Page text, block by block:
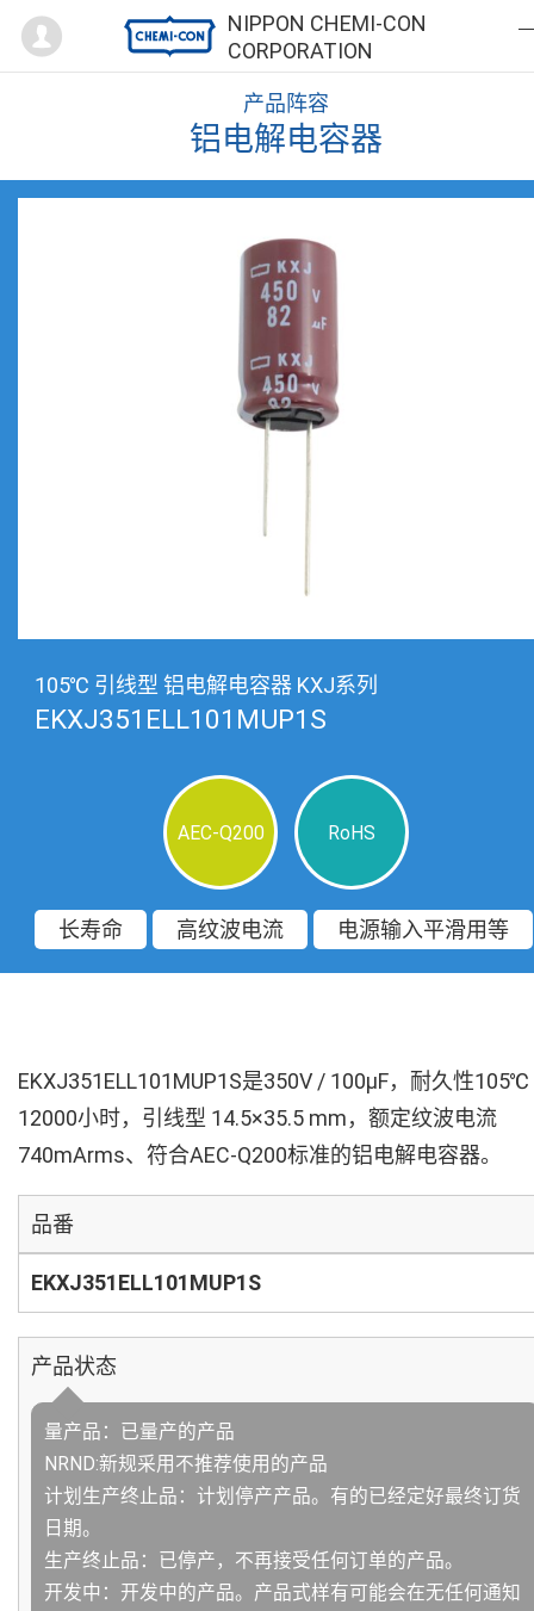
NIPPON CHEMI-CON
CORPORATION
Mypage
产品阵容
铝电解电容器
105℃ 引线型 铝电解电容器 KXJ系列
EKXJ351ELL101MUP1S
AEC-Q200 RoHS
长寿命 高纹波电流 电源输入平滑用等
EKXJ351ELL101MUP1S是350V / 100µF，耐久性105℃
12000小时，引线型 14.5×35.5 mm，额定纹波电流
740mArms、符合AEC-Q200标准的铝电解电容器。
品番
EKXJ351ELL101MUP1S
产品状态
量产品：已量产的产品
NRND:新规采用不推荐使用的产品
计划生产终止品：计划停产产品。有的已经定好最终订货
日期。
生产终止品：已停产，不再接受任何订单的产品。
开发中：开发中的产品。产品式样有可能会在无任何通知